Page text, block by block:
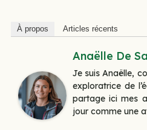
À propos Articles récents
Anaëlle De
Je suis Anaëlle,
exploratrice de
partage ici mes
jour comme une